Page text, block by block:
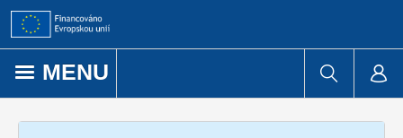
Přejít k obsahu
MENU